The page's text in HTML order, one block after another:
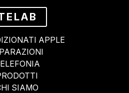
APPLE
SIAMO